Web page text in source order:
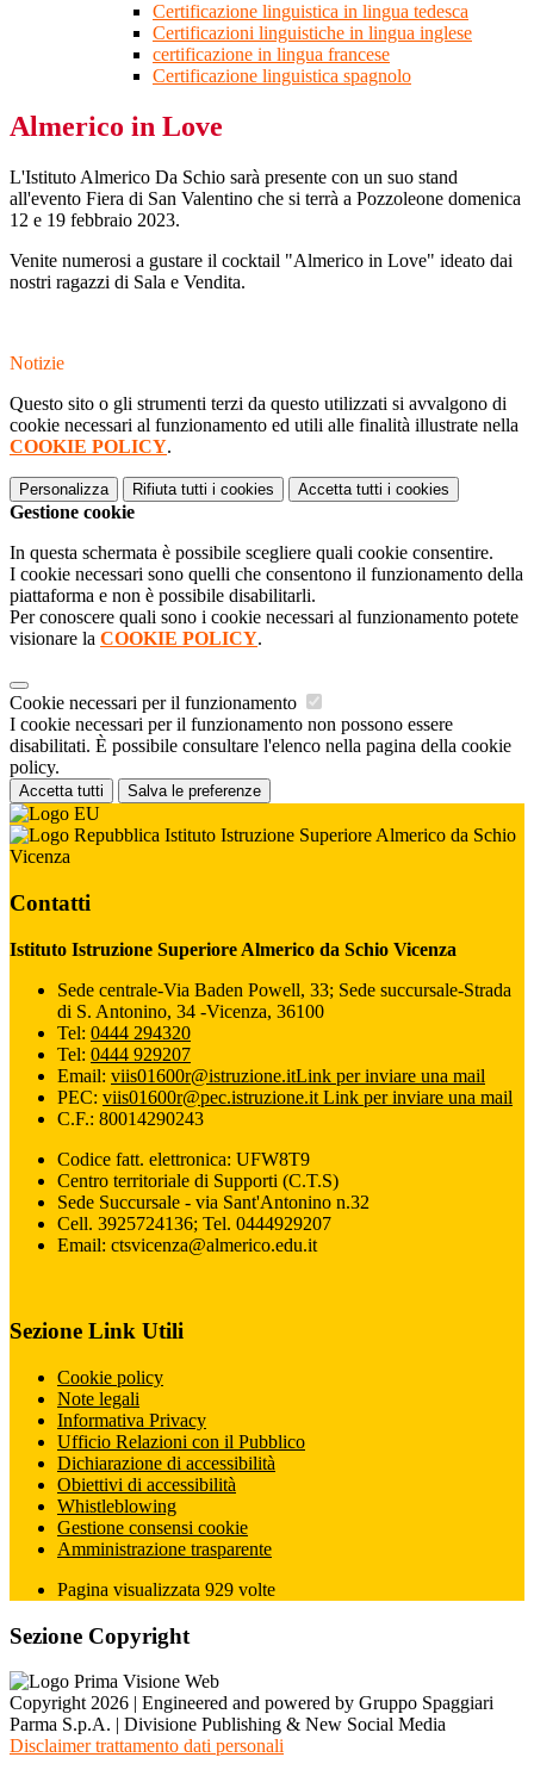
Certificazione linguistica in lingua tedesca
Certificazioni linguistiche in lingua inglese
certificazione in lingua francese
Certificazione linguistica spagnolo
Almerico in Love
L'Istituto Almerico Da Schio sarà presente con un suo stand
all'evento Fiera di San Valentino che si terrà a Pozzoleone domenica
12 e 19 febbraio 2023.
Venite numerosi a gustare il cocktail "Almerico in Love" ideato dai
nostri ragazzi di Sala e Vendita.
Notizie
Questo sito o gli strumenti terzi da questo utilizzati si avvalgono di
cookie necessari al funzionamento ed utili alle finalità illustrate nella
COOKIE POLICY.
Personalizza Rifiuta tutti i cookies Accetta tutti i cookies
Gestione cookie
In questa schermata è possibile scegliere quali cookie consentire.
I cookie necessari sono quelli che consentono il funzionamento della
piattaforma e non è possibile disabilitarli.
Per conoscere quali sono i cookie necessari al funzionamento potete
visionare la COOKIE POLICY.
Cookie necessari per il funzionamento
I cookie necessari per il funzionamento non possono essere
disabilitati. È possibile consultare l'elenco nella pagina della cookie
policy.
Accetta tutti Salva le preferenze
Istituto Istruzione Superiore Almerico da Schio
Vicenza
Contatti
Istituto Istruzione Superiore Almerico da Schio Vicenza
Sede centrale-Via Baden Powell, 33; Sede succursale-Strada
di S. Antonino, 34 -Vicenza, 36100
Tel: 0444 294320
Tel: 0444 929207
Email: viis01600r@istruzione.itLink per inviare una mail
PEC: viis01600r@pec.istruzione.it Link per inviare una mail
C.F.: 80014290243
Codice fatt. elettronica: UFW8T9
Centro territoriale di Supporti (C.T.S)
Sede Succursale - via Sant'Antonino n.32
Cell. 3925724136; Tel. 0444929207
Email: ctsvicenza@almerico.edu.it
Sezione Link Utili
Cookie policy
Note legali
Informativa Privacy
Ufficio Relazioni con il Pubblico
Dichiarazione di accessibilità
Obiettivi di accessibilità
Whistleblowing
Gestione consensi cookie
Amministrazione trasparente
Pagina visualizzata 929 volte
Sezione Copyright
Copyright 2026 | Engineered and powered by Gruppo Spaggiari
Parma S.p.A. | Divisione Publishing & New Social Media
Disclaimer trattamento dati personali